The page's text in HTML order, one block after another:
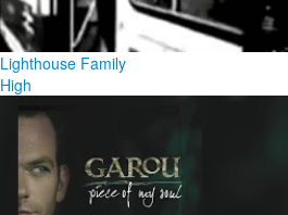
Lighthouse Family
High